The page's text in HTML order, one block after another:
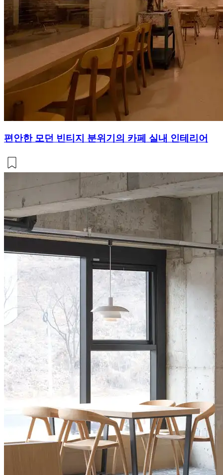
편안한 모던 빈티지 분위기의 카페 실내 인테리어